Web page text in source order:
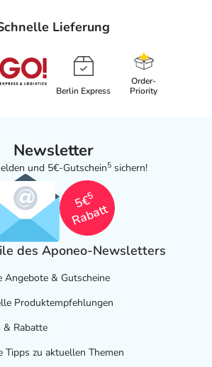
Lieferung
Berlin Express
Order-
Priority
Newsletter
und 5€-Gutschein5 sichern!
5€
5
Rabatt
des Aponeo-Newsletters
Angebote & Gutscheine
Produktempfehlungen
Rabatte
Tipps zu aktuellen Themen